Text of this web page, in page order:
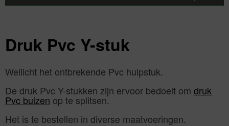
Druk Pvc Y-stuk
Wellicht het ontbrekende Pvc hulpstuk.
De druk Pvc Y-stukken zijn ervoor bedoelt om druk
Pvc buizen op te splitsen.
Het is te bestellen in diverse maatvoeringen.